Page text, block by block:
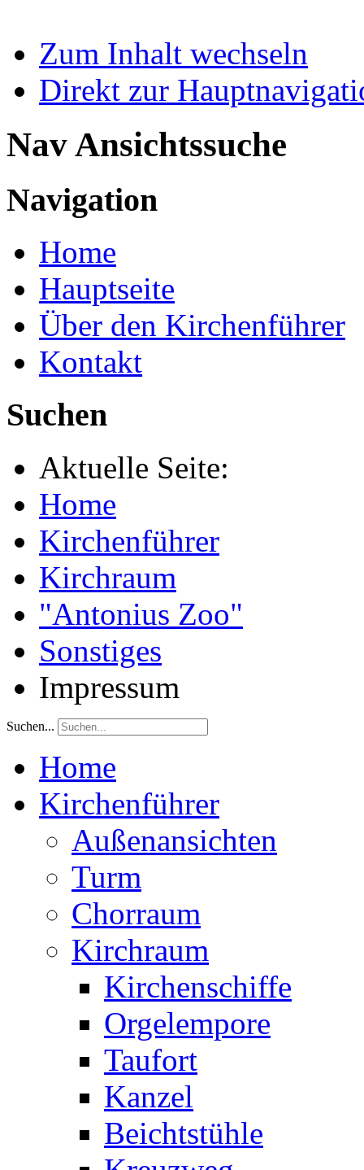
Zum Inhalt wechseln
Direkt zur
Nav Ansichtssuche
Navigation
Home
Hauptseite
Über den Kirchenführer
Kontakt
Suchen
Aktuelle Seite:
Home
Kirchenführer
Kirchraum
"Antonius Zoo"
Sonstiges
Impressum
Suchen...
Home
Kirchenführer
Außenansichten
Turm
Chorraum
Kirchraum
Kirchenschiffe
Orgelempore
Taufort
Kanzel
Beichtstühle